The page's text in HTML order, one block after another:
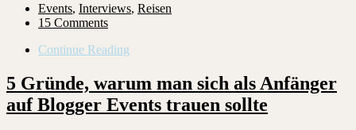
Events, Interviews, Reisen
15 Comments
Continue Reading
5 Gründe, warum man sich als Anfänger
auf Blogger Events trauen sollte